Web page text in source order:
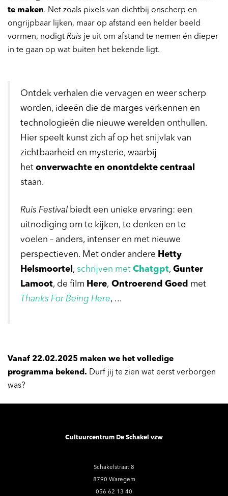
te maken. Net zoals pixels van dichtbij onscherp en
ongrijpbaar lijken, maar op afstand een helder beeld
vormen, nodigt Ruis je uit om afstand te nemen én dieper
in te gaan op wat buiten het bekende ligt.
Ontdek verhalen die vervagen en weer scherp
worden, ideeën die de marges verkennen en
technologieën die nieuwe werelden onthullen.
Hier speelt kunst zich af op het snijvlak van
zichtbaarheid en mysterie, waarbij
het onverwachte en onontdekte centraal
staan.
Ruis Festival biedt een unieke ervaring: een
uitnodiging om te kijken, te denken en te
voelen – anders, intenser en met nieuwe
perspectieven. Met onder andere Hetty
Helsmoortel , schrijven met Chatgpt, Gunter
Lamoot, de film Here, Ontroerend Goed met
Thanks For Being Here, ...
Vanaf 22.02.2025 maken we het volledige
programma bekend. Durf jij te zien wat eerst verborgen
was?
Cultuurcentrum De Schakel vzw
Schakelstraat 8
8790 Waregem
056 62 13 40